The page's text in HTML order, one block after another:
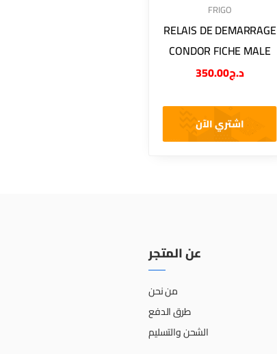
FRIGO
RELAIS DE DEMARRAGE
CONDOR FICHE MALE
د.ج350.00
اشتري الآن
عن المتجر
من نحن
طرق الدفع
الشحن والتسليم